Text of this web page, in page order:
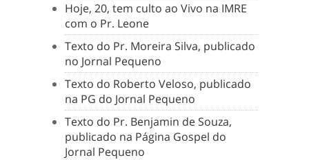
Hoje, 20, tem culto ao Vivo na IMRE
com o Pr. Leone
Texto do Pr. Moreira Silva, publicado
no Jornal Pequeno
Texto do Roberto Veloso, publicado
na PG do Jornal Pequeno
Texto do Pr. Benjamin de Souza,
publicado na Página Gospel do
Jornal Pequeno